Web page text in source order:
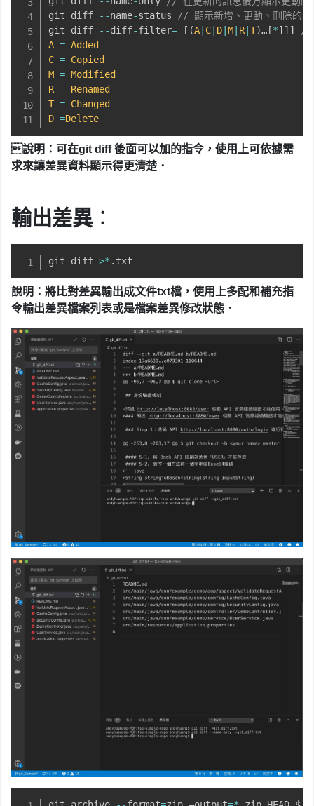
git diff
--name-status
// 顯示新增、更動、刪除的檔
git diff
--diff-filter= [ (A C D |M R|T)…​ [*] ] ]
//
A = Added
C = Copied
M = Modified
R = Renamed
T = Changed
D =Delete
說明：可在git diff 後面可以加的指令，使用上可依據需
求來讓差異資料顯示得更清楚 ．
輸出差異 ：
git diff >* . txt
說明：將比對差異輸出成文件txt檔，使用上多配和補充指
令輸出差異檔案列表或是檔案差異修改狀態．